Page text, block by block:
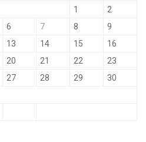
1
2
6 7 8
9
13 14 15
16
20 21 22
23
27 28 29
30